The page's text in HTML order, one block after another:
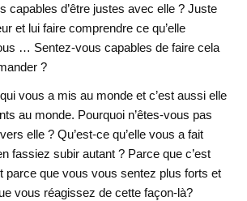
capables d’être justes avec elle ? Juste
et lui faire comprendre ce qu’elle
… Sentez-vous capables de faire cela
?
vous a mis au monde et c’est aussi elle
au monde. Pourquoi n’êtes-vous pas
elle ? Qu’est-ce qu’elle vous a fait
fassiez subir autant ? Parce que c’est
parce que vous vous sentez plus forts et
vous réagissez de cette façon-là?